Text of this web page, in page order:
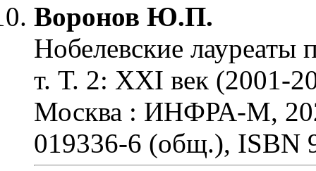
Воронов Ю.П.
Нобелевские лауреаты
т. Т. 2: XXI век (2001-
Москва : ИНФРА-М,
019336-6 (общ.), ISBN